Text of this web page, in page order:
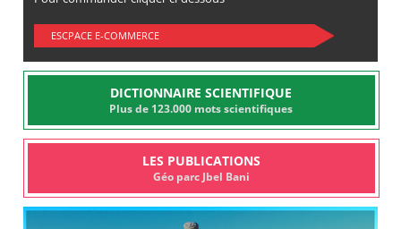
ESCPACE E-COMMERCE
DICTIONNAIRE SCIENTIFIQUE
Plus de 123.000 mots scientifiques
LES PUBLICATIONS
Géo parc Jbel Bani